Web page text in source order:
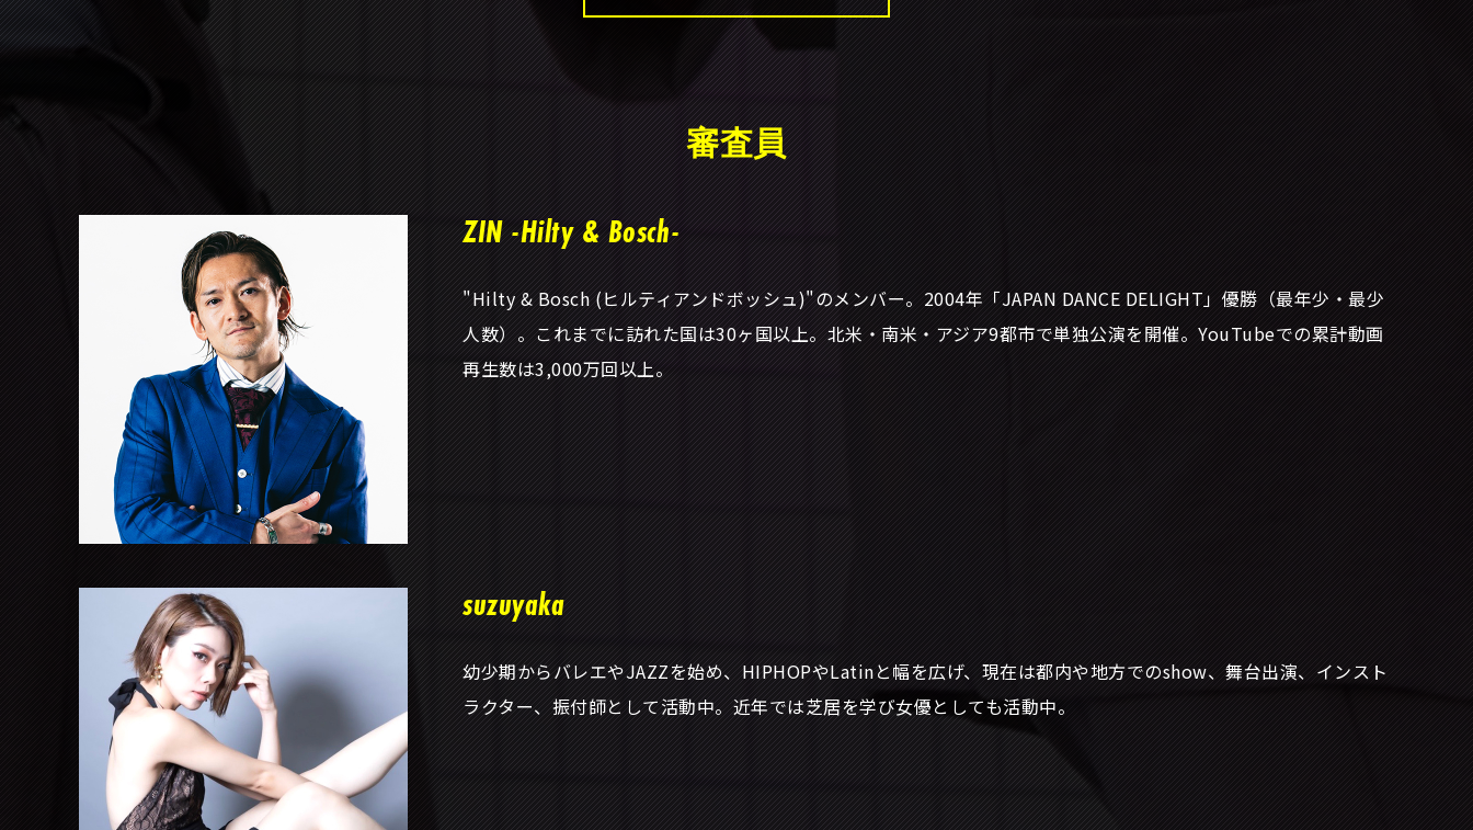
審査員
ZIN -Hilty & Bosch-
"Hilty & Bosch (ヒルティアンドボッシュ)"のメンバー。2004年「JAPAN DANCE DELIGHT」優勝（最年少・最少
人数）。これまでに訪れた国は30ヶ国以上。北米・南米・アジア9都市で単独公演を開催。YouTubeでの累計動画
再生数は3,000万回以上。
suzuyaka
幼少期からバレエやJAZZを始め、HIPHOPやLatinと幅を広げ、現在は都内や地方でのshow、舞台出演、インスト
ラクター、振付師として活動中。近年では芝居を学び女優としても活動中。